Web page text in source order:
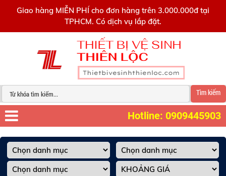
Giao hàng MIỄN PHÍ cho đơn hàng trên 3.000.000đ tại
TPHCM. Có dịch vụ lắp đặt.
Tìm kiếm
Hotline: 0909445903
0909445903